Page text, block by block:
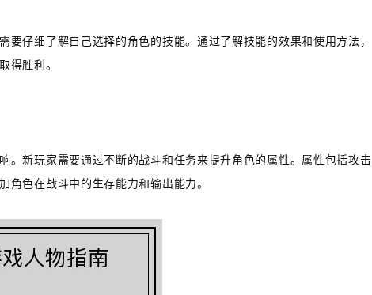
仔细了解自己选择的角色的技能。通过了解技能的效果和使用方法，
得胜利。
。新玩家需要通过不断的战斗和任务来提升角色的属性。属性包括攻击
角色在战斗中的生存能力和输出能力。